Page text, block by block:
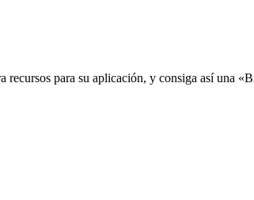
para su aplicación, y consiga así una